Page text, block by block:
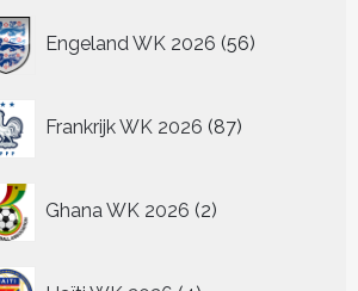
Engeland WK 2026 56
producten
Frankrijk WK 2026 87
producten
Ghana WK 2026 2
producten